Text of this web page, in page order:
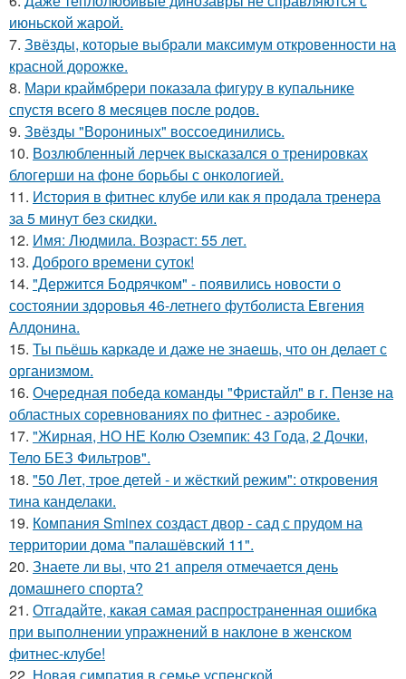
июньской жарой.
7. Звёзды, которые выбрали максимум откровенности на
красной дорожке.
8. Мари краймбрери показала фигуру в купальнике
спустя всего 8 месяцев после родов.
9. Звёзды "Ворониных" воссоединились.
10. Возлюбленный лерчек высказался о тренировках
блогерши на фоне борьбы с онкологией.
11. История в фитнес клубе или как я продала тренера
за 5 минут без скидки.
12. Имя: Людмила. Возраст: 55 лет.
13. Доброго времени суток!
14. "Держится Бодрячком" - появились новости о
состоянии здоровья 46-летнего футболиста Евгения
Алдонина.
15. Ты пьёшь каркаде и даже не знаешь, что он делает с
организмом.
16. Очередная победа команды "Фристайл" в г. Пензе на
областных соревнованиях по фитнес - аэробике.
17. "Жирная, НО НЕ Колю Оземпик: 43 Года, 2 Дочки,
Тело БЕЗ Фильтров".
18. "50 Лет, трое детей - и жёсткий режим": откровения
тина канделаки.
19. Компания Sminex создаст двор - сад с прудом на
территории дома "палашёвский 11".
20. Знаете ли вы, что 21 апреля отмечается день
домашнего спорта?
21. Отгадайте, какая самая распространенная ошибка
при выполнении упражнений в наклоне в женском
фитнес-клубе!
22. Новая симпатия в семье успенской.